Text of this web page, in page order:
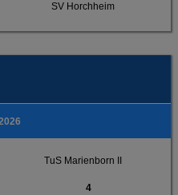
SV Horchheim
TuS Marienborn II
4